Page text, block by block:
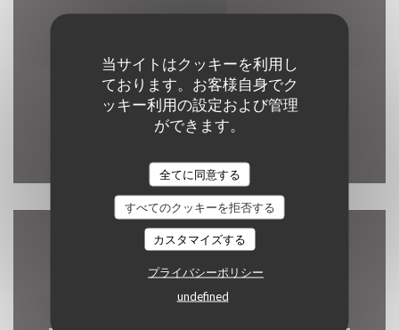
当サイトはクッキーを利用し
ております。お客様自身でク
ッキー利用の設定および管理
ができます。
全てに同意する
すべてのクッキーを拒否する
カスタマイズする
プライバシーポリシー
undefined
3 Rue du Marais 62500 Clairmarais
03 21 39 33 92
お問い合わせ